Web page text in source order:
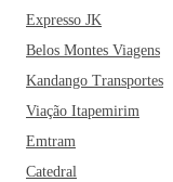
Expresso JK
Belos Montes Viagens
Kandango Transportes
Viação Itapemirim
Emtram
Catedral